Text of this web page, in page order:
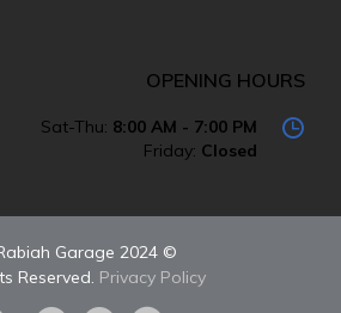
OPENING HOURS
Sat-Thu: 8:00 AM - 7:00 PM
Friday: Closed
© 2024 Al-Rabiah Garage,
Reserved. Privacy Policy